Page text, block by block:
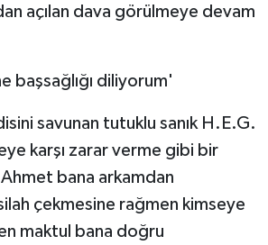
açılan dava görülmeye devam
başsağlığı diliyorum'
savunan tutuklu sanık H.E.G.
karşı zarar verme gibi bir
Ahmet bana arkamdan
çekmesine rağmen kimseye
maktul bana doğru